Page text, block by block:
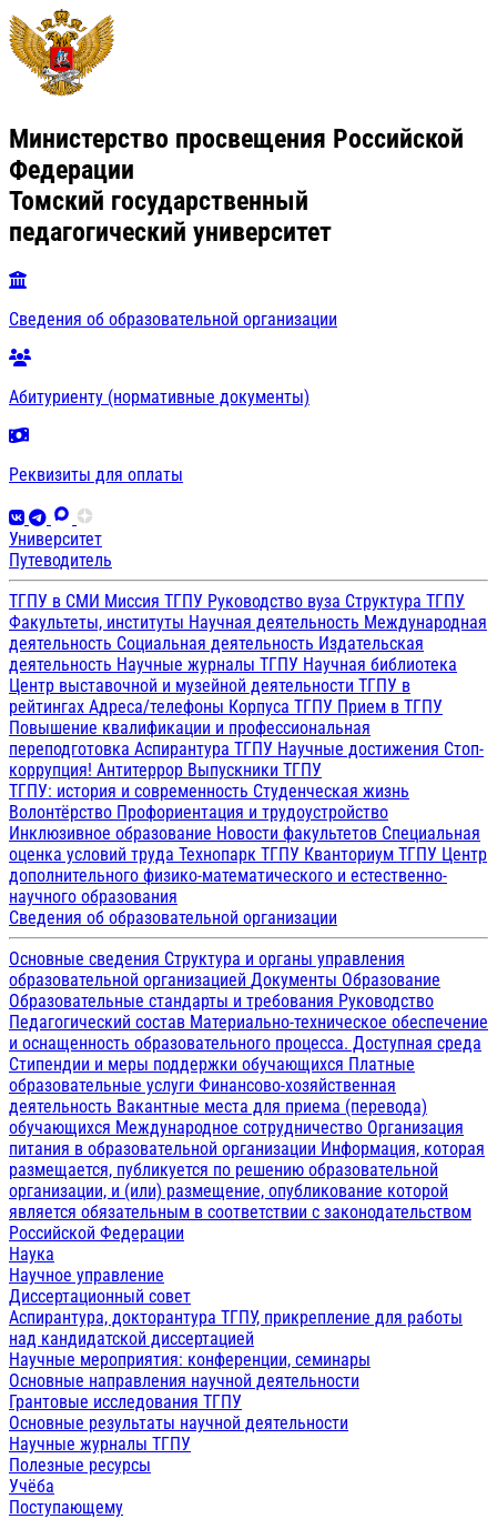
Министерство просвещения Российской
Федерации
Томский государственный
педагогический университет
Сведения об образовательной организации
Абитуриенту (нормативные документы)
Реквизиты для оплаты
Университет
Путеводитель
ТГПУ в СМИ Миссия ТГПУ Руководство вуза Структура ТГПУ
Факультеты, институты Научная деятельность Международная
деятельность Социальная деятельность Издательская
деятельность Научные журналы ТГПУ Научная библиотека
Центр выставочной и музейной деятельности ТГПУ в
рейтингах Адреса/телефоны Корпуса ТГПУ Прием в ТГПУ
Повышение квалификации и профессиональная
переподготовка Аспирантура ТГПУ Научные достижения Стоп-
коррупция! Антитеррор Выпускники ТГПУ
ТГПУ: история и современность Студенческая жизнь
Волонтёрство Профориентация и трудоустройство
Инклюзивное образование Новости факультетов Специальная
оценка условий труда Технопарк ТГПУ Кванториум ТГПУ Центр
дополнительного физико-математического и естественно-
научного образования
Сведения об образовательной организации
Основные сведения Структура и органы управления
образовательной организацией Документы Образование
Образовательные стандарты и требования Руководство
Педагогический состав Материально-техническое обеспечение
и оснащенность образовательного процесса. Доступная среда
Стипендии и меры поддержки обучающихся Платные
образовательные услуги Финансово-хозяйственная
деятельность Вакантные места для приема (перевода)
обучающихся Международное сотрудничество Организация
питания в образовательной организации Информация, которая
размещается, публикуется по решению образовательной
организации, и (или) размещение, опубликование которой
является обязательным в соответствии с законодательством
Российской Федерации
Наука
Научное управление
Диссертационный совет
Аспирантура, докторантура ТГПУ, прикрепление для работы
над кандидатской диссертацией
Научные мероприятия: конференции, семинары
Основные направления научной деятельности
Грантовые исследования ТГПУ
Основные результаты научной деятельности
Научные журналы ТГПУ
Полезные ресурсы
Учёба
Поступающему